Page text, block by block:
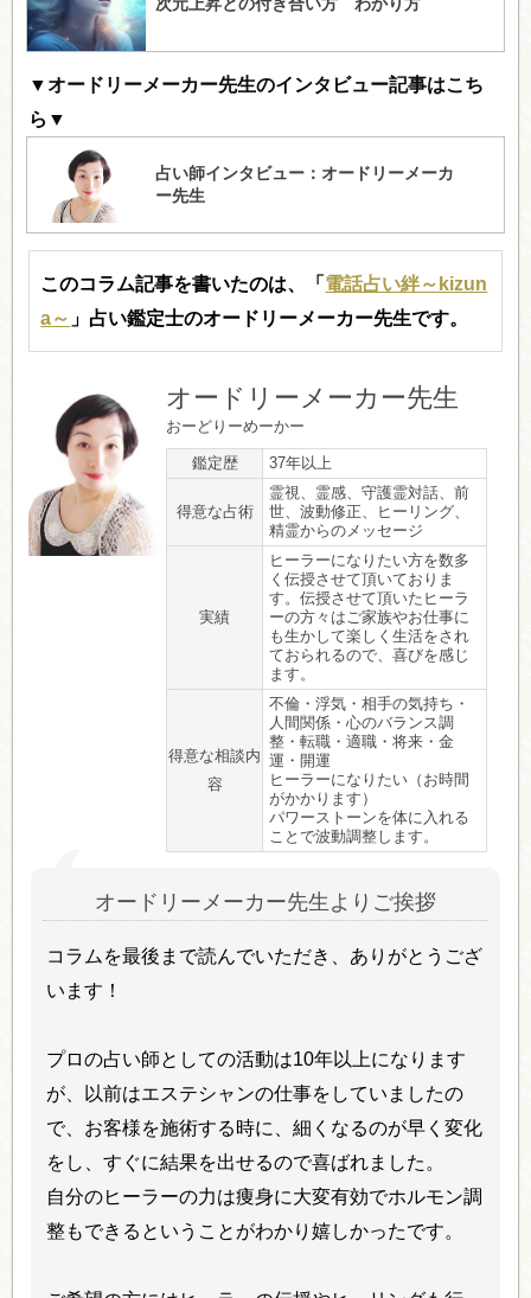
▼オードリーメーカー先生のインタビュー記事はこち
ら▼
このコラム記事を書いたのは、「 電話占い絆～kizun
a～ 」占い鑑定士のオードリーメーカー先生です。
オードリーメーカー先生
おーどりーめーかー
鑑定歴 37年以上
得意な占術
霊視、霊感、守護霊対話、前
世、波動修正、ヒーリング、
精霊からのメッセージ
実績
ヒーラーになりたい方を数多
く伝授させて頂いておりま
す。伝授させて頂いたヒーラ
ーの方々はご家族やお仕事に
も生かして楽しく生活をされ
ておられるので、喜びを感じ
ます。
得意な相談内
容
不倫・浮気・相手の気持ち・
人間関係・心のバランス調
整・転職・適職・将来・金
運・開運
ヒーラーになりたい（お時間
がかかります）
パワーストーンを体に入れる
ことで波動調整します。
オードリーメーカー先生よりご挨拶
コラムを最後まで読んでいただき、ありがとうござ
います！
プロの占い師としての活動は10年以上になります
が、以前はエステシャンの仕事をしていましたの
で、お客様を施術する時に、細くなるのが早く変化
をし、すぐに結果を出せるので喜ばれました。
自分のヒーラーの力は痩身に大変有効でホルモン調
整もできるということがわかり嬉しかったです。